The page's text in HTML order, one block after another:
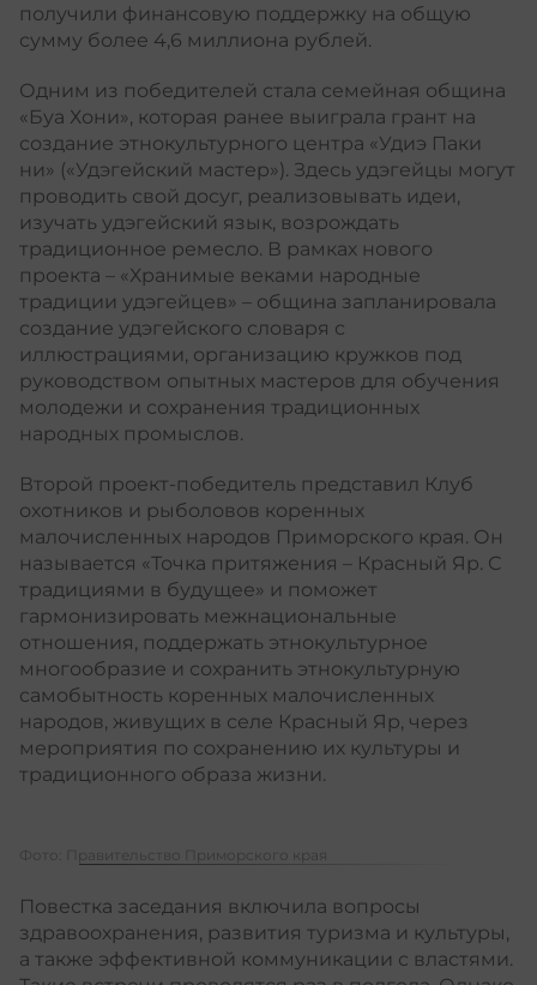
получили финансовую поддержку на общую
сумму более 4,6 миллиона рублей.
Одним из победителей стала семейная община
«Буа Хони», которая ранее выиграла грант на
создание этнокультурного центра «Удиэ Паки
ни» («Удэгейский мастер»). Здесь удэгейцы могут
проводить свой досуг, реализовывать идеи,
изучать удэгейский язык, возрождать
традиционное ремесло. В рамках нового
проекта – «Хранимые веками народные
традиции удэгейцев» – община запланировала
создание удэгейского словаря с
иллюстрациями, организацию кружков под
руководством опытных мастеров для обучения
молодежи и сохранения традиционных
народных промыслов.
Второй проект-победитель представил Клуб
охотников и рыболовов коренных
малочисленных народов Приморского края. Он
называется «Точка притяжения – Красный Яр. С
традициями в будущее» и поможет
гармонизировать межнациональные
отношения, поддержать этнокультурное
многообразие и сохранить этнокультурную
самобытность коренных малочисленных
народов, живущих в селе Красный Яр, через
мероприятия по сохранению их культуры и
традиционного образа жизни.
Фото: Правительство Приморского края
Повестка заседания включила вопросы
здравоохранения, развития туризма и культуры,
а также эффективной коммуникации с властями.